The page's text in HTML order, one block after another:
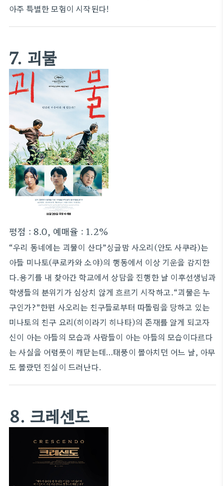
아주 특별한 모험이 시작된다!
7. 괴물
평점 : 8.0, 예매율 : 1.2%
“우리 동네에는 괴물이 산다”싱글맘 사오리(안도 사쿠라)는
아들 미나토(쿠로카와 소야)의 행동에서 이상 기운을 감지한
다.용기를 내 찾아간 학교에서 상담을 진행한 날 이후선생님과
학생들의 분위기가 심상치 않게 흐르기 시작하고.“괴물은 누
구인가?”한편 사오리는 친구들로부터 따돌림을 당하고 있는
미나토의 친구 요리(히이라기 히나타)의 존재를 알게 되고자
신이 아는 아들의 모습과 사람들이 아는 아들의 모습이다르다
는 사실을 어렴풋이 깨닫는데…태풍이 몰아치던 어느 날, 아무
도 몰랐던 진실이 드러난다.
8. 크레센도